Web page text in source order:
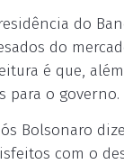
do
do
é que,
para o governo.
Bolsonaro
com o